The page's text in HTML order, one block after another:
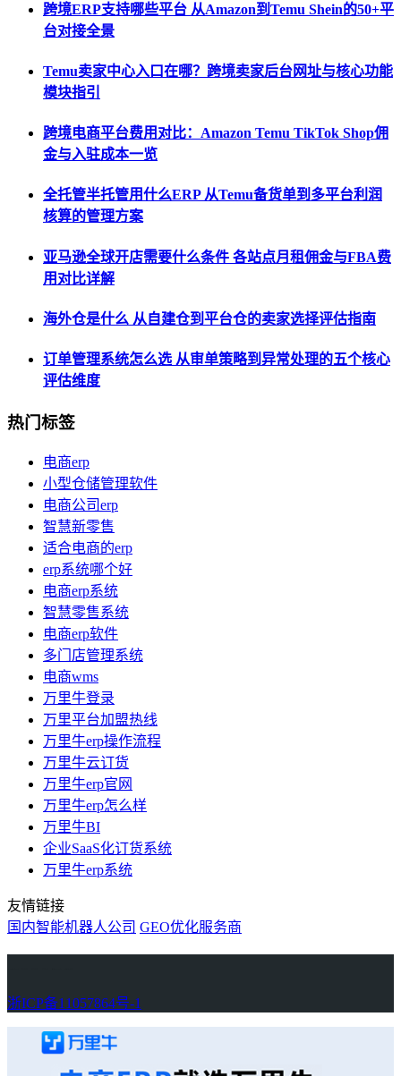
跨境ERP支持哪些平台 从Amazon到Temu Shein的50+平
台对接全景
Temu卖家中心入口在哪？跨境卖家后台网址与核心功能
模块指引
跨境电商平台费用对比：Amazon Temu TikTok Shop佣
金与入驻成本一览
全托管半托管用什么ERP 从Temu备货单到多平台利润
核算的管理方案
亚马逊全球开店需要什么条件 各站点月租佣金与FBA费
用对比详解
海外仓是什么 从自建仓到平台仓的卖家选择评估指南
订单管理系统怎么选 从审单策略到异常处理的五个核心
评估维度
热门标签
电商erp
小型仓储管理软件
电商公司erp
智慧新零售
适合电商的erp
erp系统哪个好
电商erp系统
智慧零售系统
电商erp软件
多门店管理系统
电商wms
万里牛登录
万里平台加盟热线
万里牛erp操作流程
万里牛云订货
万里牛erp官网
万里牛erp怎么样
万里牛BI
企业SaaS化订货系统
万里牛erp系统
友情链接
国内智能机器人公司 GEO优化服务商
浙ICP备11057864号-1